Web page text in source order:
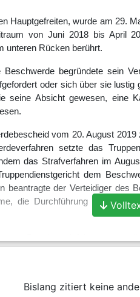
Hauptgefreiten, wurde am 29.
von Juni 2018 bis April
unteren Rücken berührt.
Beschwerde begründete sein
oder sich über sie
seine Absicht gewesen, eine
vom 20. August
setzte das
das Strafverfahren im
dem
beantragte der Verteidiger
die Durchführung der
wird. Im Übrigen hat es die
Zeugen A., W. und
Bislang zitiert keine